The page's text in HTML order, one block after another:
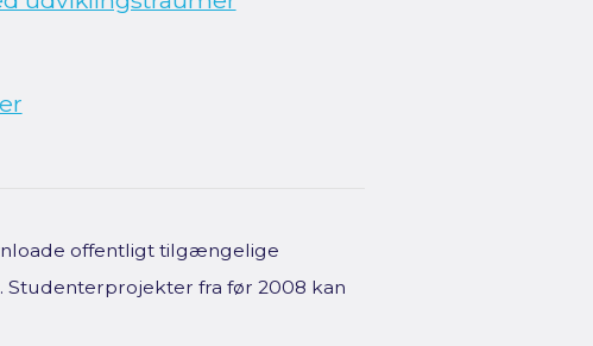
offentligt tilgængelige
Studenterprojekter fra før 2008 kan